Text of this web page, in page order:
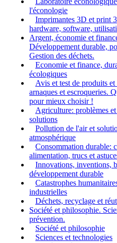
l'éconologie
Imprimantes 3D et print
hardware, software,
Argent, économie et
Développement durable,
Gestion des déchets.
Economie et finance,
écologiques
Avis et test de produits
arnaques et escroqueries.
pour mieux choisir !
Agriculture: problèmes
solutions
Pollution de l'air et
atmosphérique
Consommation durable:
alimentation, trucs et
Innovations, inventions,
développement durable
Catastrophes
industrielles
Déchets, recyclage et
Société et philosophie.
prévention.
Société et philosophie
Sciences et technologies